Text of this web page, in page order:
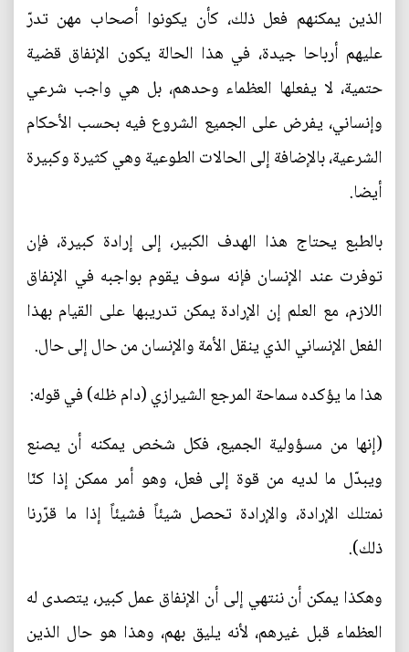
الذين يمكنهم فعل ذلك، كأن يكونوا أصحاب مهن تدرّ
عليهم أرباحا جيدة، في هذا الحالة يكون الإنفاق قضية
حتمية، لا يفعلها العظماء وحدهم، بل هي واجب شرعي
وإنساني، يفرض على الجميع الشروع فيه بحسب الأحكام
الشرعية، بالإضافة إلى الحالات الطوعية وهي كثيرة وكبيرة
أيضا.
بالطبع يحتاج هذا الهدف الكبير، إلى إرادة كبيرة، فإن
توفرت عند الإنسان فإنه سوف يقوم بواجبه في الإنفاق
اللازم، مع العلم إن الإرادة يمكن تدريبها على القيام بهذا
الفعل الإنساني الذي ينقل الأمة والإنسان من حال إلى حال.
هذا ما يؤكده سماحة المرجع الشيرازي (دام ظله) في قوله:
(إنها من مسؤولية الجميع، فكل شخص يمكنه أن يصنع
ويبدّل ما لديه من قوة إلى فعل، وهو أمر ممكن إذا كنّا
نمتلك الإرادة، والإرادة تحصل شيئاً فشيئاً إذا ما قرّرنا
ذلك).
وهكذا يمكن أن ننتهي إلى أن الإنفاق عمل كبير، يتصدى له
العظماء قبل غيرهم، لأنه يليق بهم، وهذا هو حال الذين